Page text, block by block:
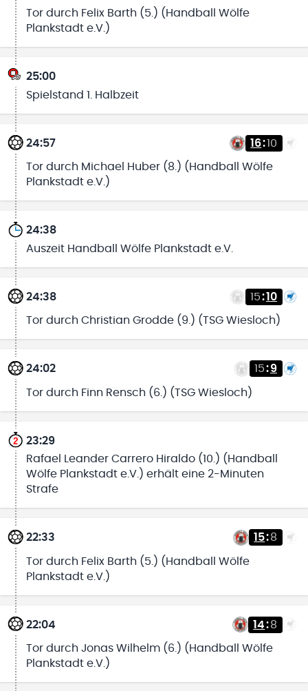
Tor durch Felix Barth (5.) (Handball Wölfe
Plankstadt e.V.)
25:00
Spielstand 1. Halbzeit
24:57 16:10
Tor durch Michael Huber (8.) (Handball Wölfe
Plankstadt e.V.)
24:38
Auszeit Handball Wölfe Plankstadt e.V.
24:38 15:10
Tor durch Christian Grodde (9.) (TSG Wiesloch)
24:02 15:9
Tor durch Finn Rensch (6.) (TSG Wiesloch)
23:29
Rafael Leander Carrero Hiraldo (10.) (Handball
Wölfe Plankstadt e.V.) erhält eine 2-Minuten
Strafe
22:33 15:8
Tor durch Felix Barth (5.) (Handball Wölfe
Plankstadt e.V.)
22:04 14:8
Tor durch Jonas Wilhelm (6.) (Handball Wölfe
Plankstadt e.V.)